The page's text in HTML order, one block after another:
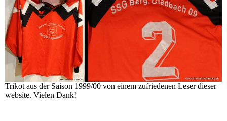
Trikot aus der Saison 1999/00 von einem zufriedenen Leser dieser
website. Vielen Dank!